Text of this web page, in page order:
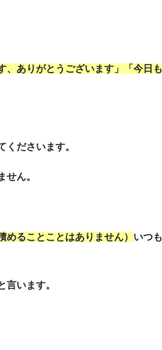
、ありがとうございます」「今日
ださいます。
せん。
めることことはありません） いつ
言います。